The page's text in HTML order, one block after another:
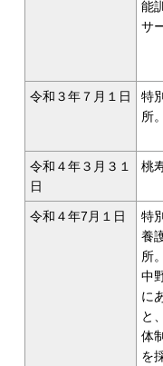
能
サ
令和３年７月１日
特
所。
令和４年３月３１
日
桃
令和４年7月１日
特
養
所
中
に
と
体
を